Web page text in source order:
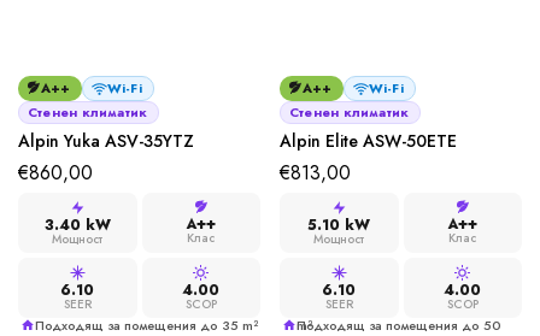
A++
Wi-Fi
Стенен климатик
Alpin Yuka ASV-35YTZ
€860,00
3.40 kW
Мощност
A++
Клас
6.10
SEER
4.00
SCOP
Подходящ за помещения до 35 m²
A++
Wi-Fi
Стенен климатик
Alpin Elite ASW-50ETE
€813,00
5.10 kW
Мощност
A++
Клас
6.10
SEER
4.00
SCOP
Подходящ за помещения до 50 m²